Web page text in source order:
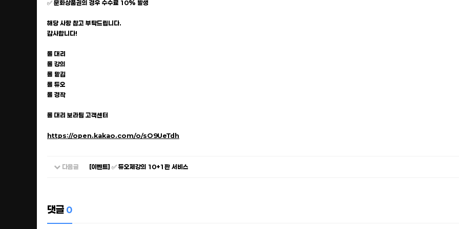
✅ 문화상품권의 경우 수수료 10% 발생
해당 사항 참고 부탁드립니다.
감사합니다!
롤 대리
롤 강의
롤 맡김
롤 듀오
롤 경작
롤 대리 보라팀 고객센터
https://open.kakao.com/o/sO9UeTdh
다음글 [이벤트] ✅ 듀오제강의 10+1판 서비스
댓글 0